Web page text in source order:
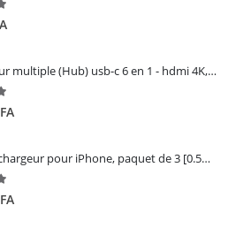
5
Adaptateur multiple (Hub) usb-c 6 en 1 - hdmi 4K, 3 ports USB 3.0 et lecteur de carte sd tf - UGREEN
5
Câble de chargeur pour iPhone, paquet de 3 [0.5M 1M 2M] - GIANAC
5